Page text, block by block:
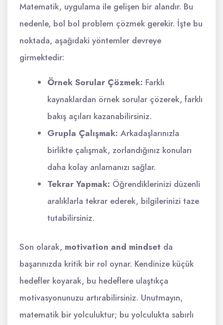
Matematik, uygulama ile gelişen bir alandır. Bu
nedenle, bol bol problem çözmek gerekir. İşte bu
noktada, aşağıdaki yöntemler devreye
girmektedir:
Örnek Sorular Çözmek: Farklı
kaynaklardan örnek sorular çözerek, farklı
bakış açıları kazanabilirsiniz.
Grupla Çalışmak: Arkadaşlarınızla
birlikte çalışmak, zorlandığınız konuları
daha kolay anlamanızı sağlar.
Tekrar Yapmak: Öğrendiklerinizi düzenli
aralıklarla tekrar ederek, bilgilerinizi taze
tutabilirsiniz.
Son olarak, motivation and mindset da
başarınızda kritik bir rol oynar. Kendinize küçük
hedefler koyarak, bu hedeflere ulaştıkça
motivasyonunuzu artırabilirsiniz. Unutmayın,
matematik bir yolculuktur; bu yolculukta sabırlı